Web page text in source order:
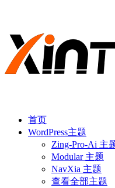
首页
WordPress主题
Zing-Pro-Ai 主
Modular 主题
NavXia 主题
查看全部主题